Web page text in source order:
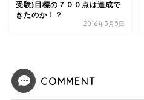
受験)目標の７００点は達成で
きたのか！？
2016年3月5日
COMMENT